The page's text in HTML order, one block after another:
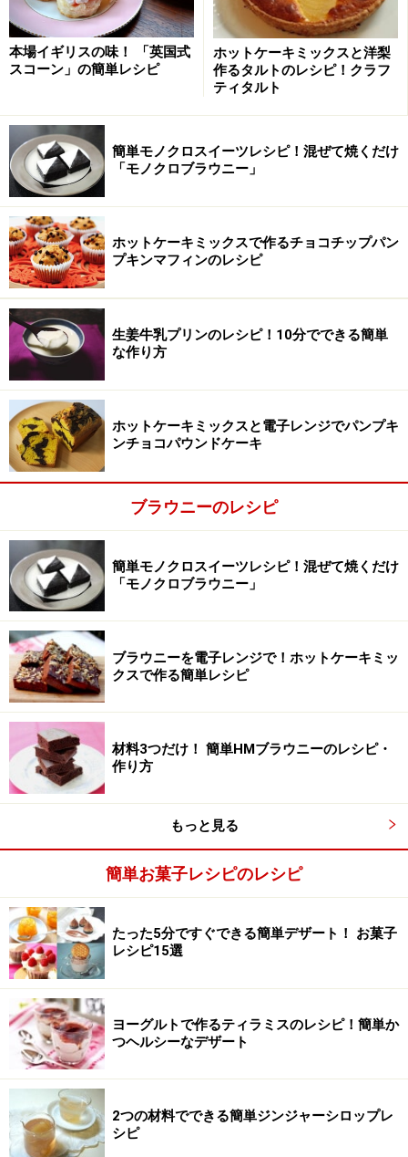
1
卵とグラニュー糖を混ぜる
ボウルに卵を入れ、溶きほぐします。グラニュー糖を加
え、グラニュー糖のざらざらがなくなって、全体がふん
わりと白っぽくなるまで、泡立て器でよく混ぜます。
2
生クリームとチョコレートを混ぜる
粗くくだいた板チョコレートと生クリームを耐熱容器に
入れ、600wの電子レンジに1分かけて、チョコレートを
溶かします。レンジから出して、全体がなめらかになる
までよく混ぜます。
3
卵に溶かしたチョコレートを加える
本場イギリスの味！ 「英国式
スコーン」の簡単レシピ
ホットケーキミックスと洋梨
作るタルトのレシピ！クラフ
ティタルト
簡単モノクロスイーツレシピ！混ぜて焼くだけ
「モノクロブラウニー」
ホットケーキミックスで作るチョコチップパン
プキンマフィンのレシピ
生姜牛乳プリンのレシピ！10分でできる簡単
な作り方
ホットケーキミックスと電子レンジでパンプキ
ンチョコパウンドケーキ
ブラウニーのレシピ
簡単モノクロスイーツレシピ！混ぜて焼くだけ
「モノクロブラウニー」
ブラウニーを電子レンジで！ホットケーキミッ
クスで作る簡単レシピ
材料3つだけ！ 簡単HMブラウニーのレシピ・
作り方
もっと見る
簡単お菓子レシピのレシピ
たった5分ですぐできる簡単デザート！ お菓子
レシピ15選
ヨーグルトで作るティラミスのレシピ！簡単か
つヘルシーなデザート
2つの材料でできる簡単ジンジャーシロップレ
シピ